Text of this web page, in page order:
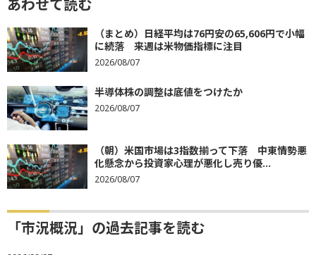
あわせて読む
（まとめ）日経平均は76円安の65,606円で小幅
に続落 来週は米物価指標に注目
2026/08/07
半導体株の調整は底値をつけたか
2026/08/07
（朝）米国市場は3指数揃って下落 中東情勢悪
化懸念から投資家心理が悪化し売り優...
2026/08/07
「市況概況」の過去記事を読む